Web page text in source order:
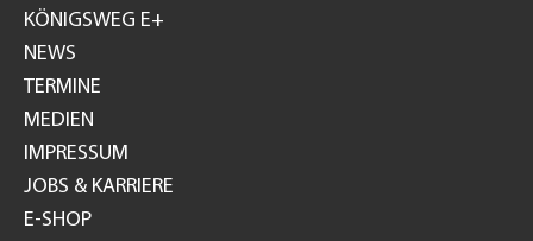
GH
KÖNIGSWEG E+
NEWS
TERMINE
MEDIEN
IMPRESSUM
JOBS & KARRIERE
E-SHOP